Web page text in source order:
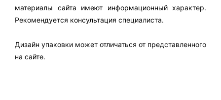
материалы сайта имеют информационный характер.
Рекомендуется консультация специалиста.
Дизайн упаковки может отличаться от представленного
на сайте.